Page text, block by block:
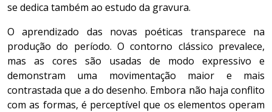
se dedica também ao estudo da gravura.
O aprendizado das novas poéticas transparece na
produção do período. O contorno clássico prevalece,
mas as cores são usadas de modo expressivo e
demonstram uma movimentação maior e mais
contrastada que a do desenho. Embora não haja conflito
com as formas, é perceptível que os elementos operam